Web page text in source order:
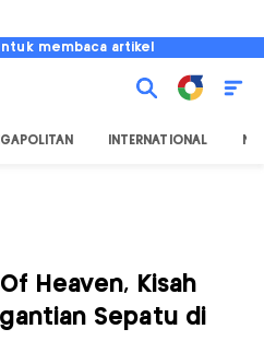
membaca artikel
INTERNATIONAL
Heaven, Kisah
Sepatu di